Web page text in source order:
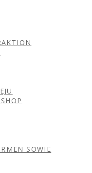
SOWIE